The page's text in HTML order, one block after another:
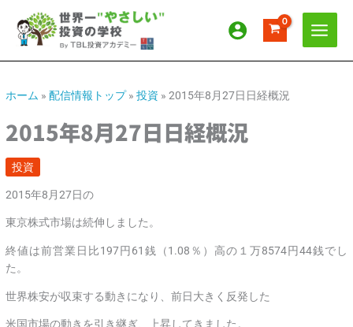
ス
ッホーム »配信情報トップ»投資 »2015年8月27日日経概況
2015年8月27日日経概況
投資
2015年8月27日の
東京株式市場は続伸しました。
終値は前営業日比197円61銭（1.08％）高の１万8574円44銭でし
た。
世界株安が収束する動きになり、前日大きく反発した
米国市場の動きを引き継ぎ、上昇してきました。
ー
ブ
テ
ー